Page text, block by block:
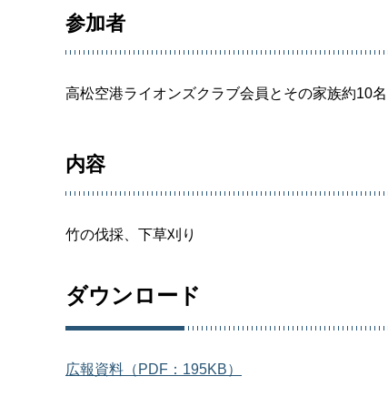
参加者
高松空港ライオンズクラブ会員とその家族約10名
内容
竹の伐採、下草刈り
ダウンロード
広報資料（PDF：195KB）